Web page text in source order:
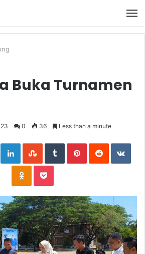
Buka Turnamen
0 36 Less than a minute
LinkedInStumbleUpon
TumblrPinterestReddit
Odnoklassniki
Pocket